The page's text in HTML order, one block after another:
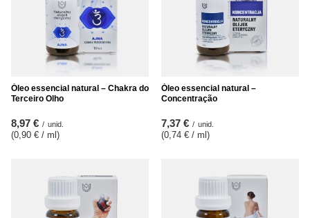
Óleo essencial natural – Chakra do
Terceiro Olho
8,97 € / unid.
(0,90 € / ml)
Óleo essencial natural –
Concentração
7,37 € / unid.
(0,74 € / ml)